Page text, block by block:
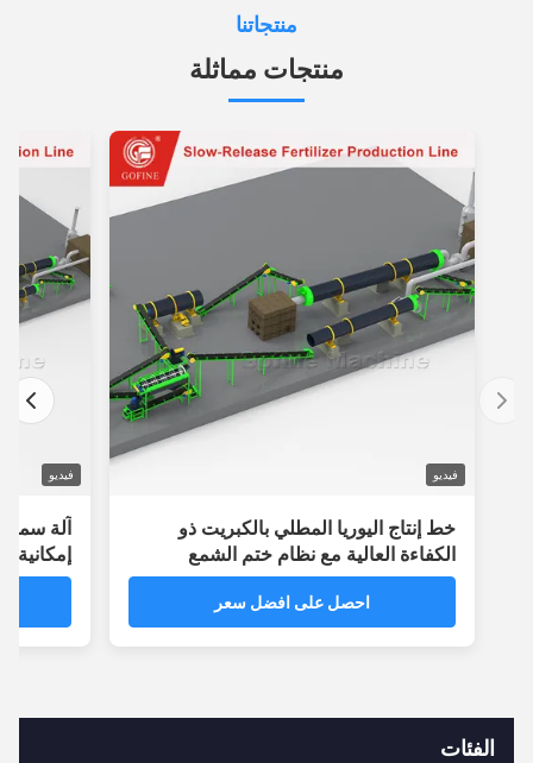
منتجاتنا
منتجات مماثلة
خط إنتاج اليوريا المطلي بالكبريت ذو
الكفاءة العالية مع نظام ختم الشمع
احصل على افضل سعر
آلة سماد
360 يومًا
الفئات